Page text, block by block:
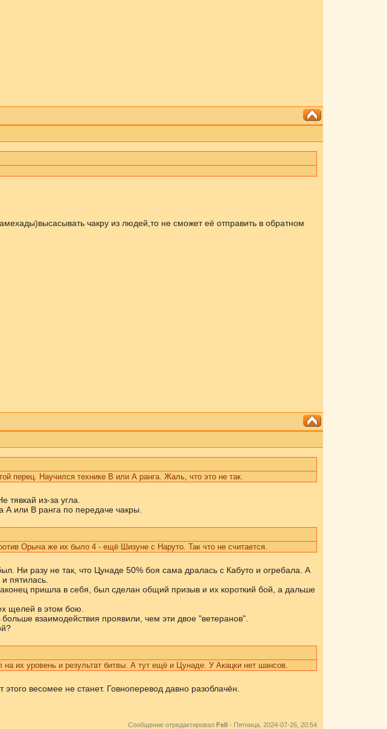
чакру из людей,то не сможет её отправить в обратном
перец. Научился технике В или А ранга. Жаль, что это не так.
тявкай из-за угла.
или В ранга по передаче чакры.
Орыча же их было 4 - ещё Шизуне с Наруто. Так что не считается.
Ни разу не так, что Цунаде 50% боя сама дралась с Кабуто и огребала. А
пятилась.
пришла в себя, был сделан общий призыв и их короткий бой, а дальше
щелей в этом бою.
взаимодействия проявили, чем эти двое "ветеранов".
их уровень и результат битвы. А тут ещё и Цунаде. У Акацки нет шансов.
весомее не станет. Говноперевод давно разоблачён.
Сообщение отредактировал Fell- Пятница, 2024-07-26, 20:54